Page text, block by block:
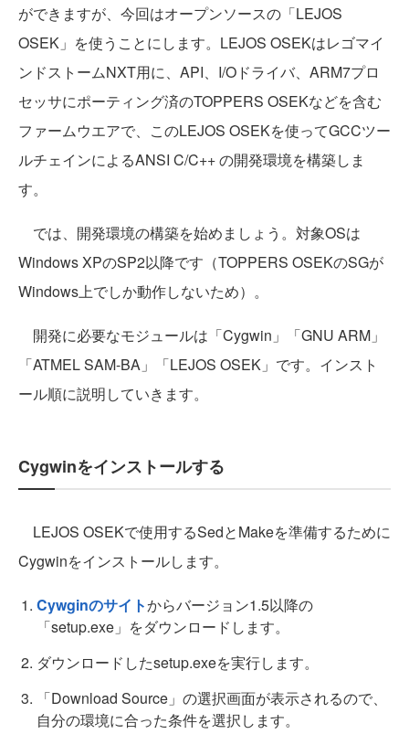
ができますが、今回はオープンソースの「LEJOS
OSEK」を使うことにします。LEJOS OSEKはレゴマイ
ンドストームNXT用に、API、I/Oドライバ、ARM7プロ
セッサにポーティング済のTOPPERS OSEKなどを含む
ファームウエアで、このLEJOS OSEKを使ってGCCツー
ルチェインによるANSI C/C++ の開発環境を構築しま
す。
では、開発環境の構築を始めましょう。対象OSは
Windows XPのSP2以降です（TOPPERS OSEKのSGが
Windows上でしか動作しないため）。
開発に必要なモジュールは「Cygwin」「GNU ARM」
「ATMEL SAM-BA」「LEJOS OSEK」です。インスト
ール順に説明していきます。
Cygwinをインストールする
LEJOS OSEKで使用するSedとMakeを準備するために
Cygwinをインストールします。
Cywginのサイトからバージョン1.5以降の
「setup.exe」をダウンロードします。
ダウンロードしたsetup.exeを実行します。
「Download Source」の選択画面が表示されるので、
自分の環境に合った条件を選択します。